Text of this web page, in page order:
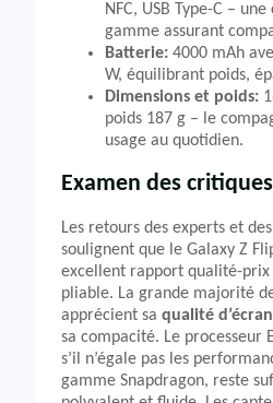
NFC, USB Type-C –
gamme assurant
Batterie: 4000 mAh
W, équilibrant poids,
Dimensions et poids:
poids 187 g – le
usage au quotidien.
Examen des
Les retours des experts et
soulignent que le Galaxy Z
excellent rapport qualité-
pliable. La grande majorité
apprécient sa qualité d’écran
sa compacité. Le processeur
s’il n’égale pas les
gamme Snapdragon, reste